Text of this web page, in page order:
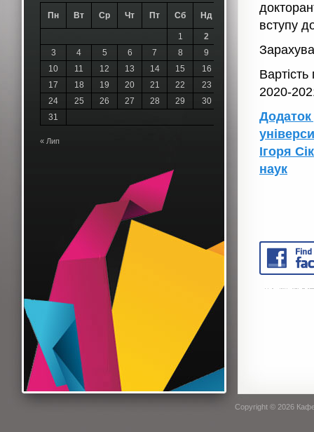
Пн Вт Ср Чт Пт Сб Нд
1
2
3
4 5 6 7 8
9
10
11 12 13 14 15
16
17
18 19 20 21 22
23
24
25 26 27 28 29
30
31
« Лип
вступу
2020-
Ігоря
наук
Copyright © 2026